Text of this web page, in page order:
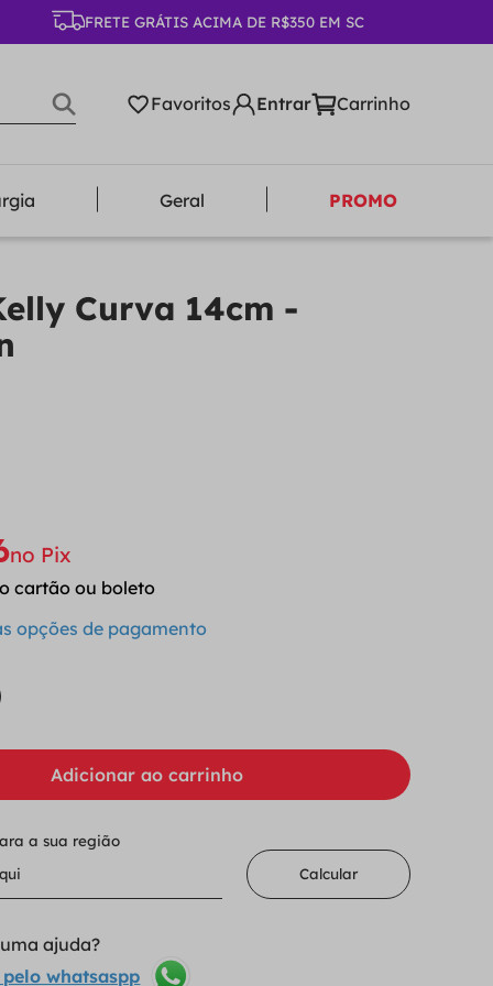
FRETE GRÁTIS ACIMA DE R$350 EM SC
Favoritos
Geral PROMO
Curva 14cm -
no Pix
cartão ou boleto
opções de pagamento
Adicionar ao carrinho
a sua região
Calcular
ajuda?
whatsaspp